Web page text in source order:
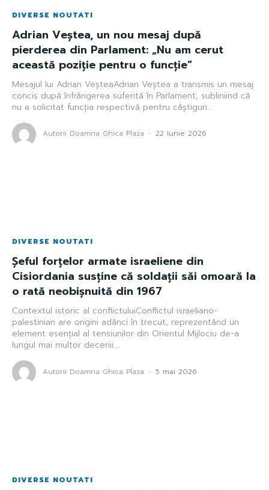
DIVERSE NOUTATI
Adrian Veștea, un nou mesaj după
pierderea din Parlament: „Nu am cerut
această poziție pentru o funcție”
Mesajul lui Adrian VeșteaAdrian Veștea a transmis un mesaj
concis după înfrângerea suferită în Parlament, subliniind că
nu a solicitat funcția respectivă pentru câștiguri...
Autorii Doamna Ghica Plaza - 22 iunie 2026
DIVERSE NOUTATI
Șeful forțelor armate israeliene din
Cisiordania susține că soldații săi omoară la
o rată neobișnuită din 1967
Contextul istoric al conflictuluiConflictul israeliano-
palestinian are origini adânci în trecut, reprezentând un
element esențial al tensiunilor din Orientul Mijlociu de-a
lungul mai multor decenii....
Autorii Doamna Ghica Plaza - 5 mai 2026
DIVERSE NOUTATI